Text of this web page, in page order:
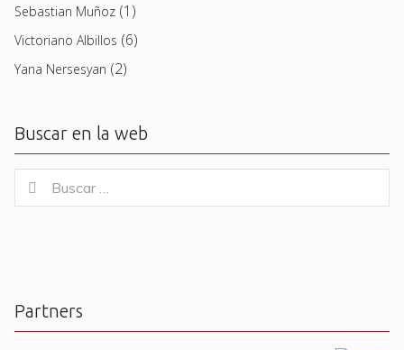
Sebastian Muñoz (1)
Victoriano Albillos (6)
Yana Nersesyan (2)
Buscar en la web
for:
Buscar
Partners